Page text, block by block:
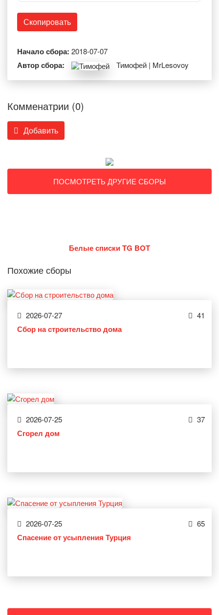
Скопировать
Начало сбора: 2018-07-07
Автор сбора: Тимофей | MrLesovoy
Комменатрии (0)
Добавить
ПОСМОТРЕТЬ ДРУГИЕ СБОРЫ
Белые списки TG BOT
Похожие сборы
2026-07-27 41
Сбор на строительство дома
2026-07-25 37
Сгорел дом
2026-07-25 65
Спасение от усыпления Турция